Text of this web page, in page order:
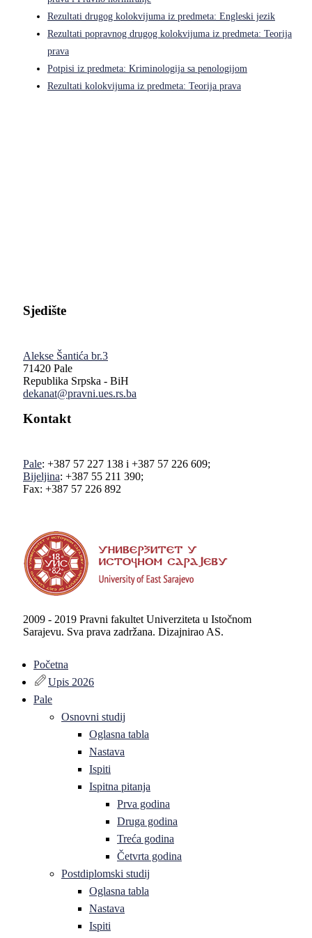
Rezultati drugog kolokvijuma iz predmeta: Engleski jezik
Rezultati popravnog drugog kolokvijuma iz predmeta: Teorija
prava
Potpisi iz predmeta: Kriminologija sa penologijom
Rezultati kolokvijuma iz predmeta: Teorija prava
Sjedište
Alekse Šantića br.3
71420 Pale
Republika Srpska - BiH
dekanat@pravni.ues.rs.ba
Kontakt
Pale: +387 57 227 138 i +387 57 226 609;
Bijeljina: +387 55 211 390;
Fax: +387 57 226 892
2009 - 2019 Pravni fakultet Univerziteta u Istočnom
Sarajevu. Sva prava zadržana. Dizajnirao AS.
Početna
Upis 2026
Pale
Osnovni studij
Oglasna tabla
Nastava
Ispiti
Ispitna pitanja
Prva godina
Druga godina
Treća godina
Četvrta godina
Postdiplomski studij
Oglasna tabla
Nastava
Ispiti